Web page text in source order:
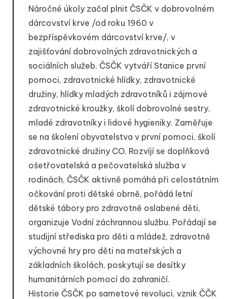
Náročné úkoly začal plnit ČSČK v dobrovolném
dárcovství krve /od roku 1960 v
bezpříspěvkovém dárcovství krve/, v
zajišťování dobrovolných zdravotnických a
sociálních služeb. ČSČK vytváří Stanice první
pomoci, zdravotnické hlídky, zdravotnické
družiny, hlídky mladých zdravotníků i zájmové
zdravotnické kroužky, školí dobrovolné sestry,
mladé zdravotníky i lidové hygieniky. Zaměřuje
se na školení obyvatelstva v první pomoci, školí
zdravotnické družiny CO. Rozvíjí se doplňková
ošetřovatelská a pečovatelská služba v
rodinách, ČSČK aktivně pomáhá při celostátním
očkování proti dětské obrně, pořádá letní
dětské tábory pro zdravotně oslabené děti,
organizuje Vodní záchrannou službu. Pořádají se
studijní střediska pro děti a mládež, zdravotně
výchovné hry pro děti na mateřských a
základních školách, poskytují se desítky
humanitárních pomocí do zahraničí.
Historie ČSČK po sametové revoluci, vznik ČČK